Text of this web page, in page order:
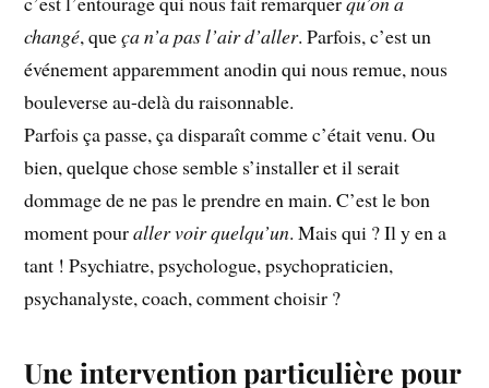
changé, queça n’a pas l’air d’aller. Parfois, c’est un
événement apparemment anodin qui nous remue, nous
bouleverse au-delà du raisonnable.
Parfois ça passe, ça disparaît comme c’était venu. Ou
bien, quelque chose semble s’installer et il serait
dommage de ne pas le prendre en main. C’est le bon
moment pouraller voir quelqu’un. Mais qui ? Il y en a
tant ! Psychiatre, psychologue, psychopraticien,
psychanalyste, coach, comment choisir ?
Une intervention particulière pour